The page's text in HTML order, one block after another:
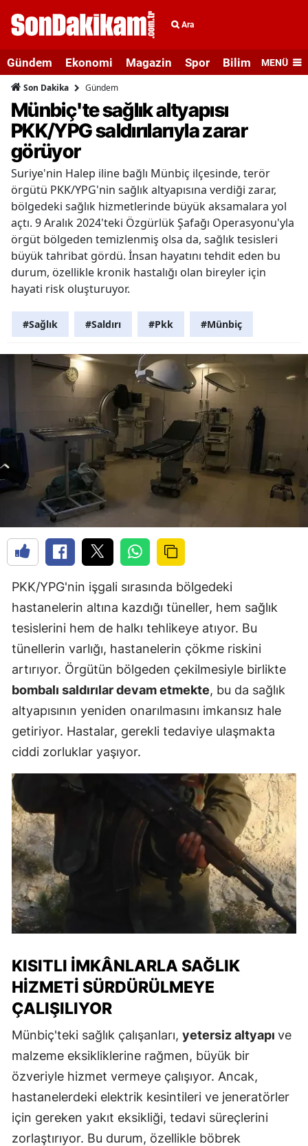
Ara
Gündem Ekonomi Magazin Spor Bilim veMENÜ
Son Dakika Gündem
Münbiç'te sağlık altyapısı
PKK/YPG saldırılarıyla zarar
görüyor
Suriye'nin Halep iline bağlı Münbiç ilçesinde, terör
örgütü PKK/YPG'nin sağlık altyapısına verdiği zarar,
bölgedeki sağlık hizmetlerinde büyük aksamalara yol
açtı. 9 Aralık 2024'teki Özgürlük Şafağı Operasyonu'yla
örgüt bölgeden temizlenmiş olsa da, sağlık tesisleri
büyük tahribat gördü. İnsan hayatını tehdit eden bu
durum, özellikle kronik hastalığı olan bireyler için
hayati risk oluşturuyor.
#Sağlık #Saldırı #Pkk #Münbiç
PKK/YPG'nin işgali sırasında bölgedeki
hastanelerin altına kazdığı tüneller, hem sağlık
tesislerini hem de halkı tehlikeye atıyor. Bu
tünellerin varlığı, hastanelerin çökme riskini
artırıyor. Örgütün bölgeden çekilmesiyle birlikte
bombalı saldırılar devam etmekte, bu da sağlık
altyapısının yeniden onarılmasını imkansız hale
getiriyor. Hastalar, gerekli tedaviye ulaşmakta
ciddi zorluklar yaşıyor.
KISITLI İMKÂNLARLA SAĞLIK
HIZMETI SÜRDÜRÜLMEYE
ÇALIŞILIYOR
Münbiç'teki sağlık çalışanları, yetersiz altyapı ve
malzeme eksikliklerine rağmen, büyük bir
özveriyle hizmet vermeye çalışıyor. Ancak,
hastanelerdeki elektrik kesintileri ve jeneratörler
için gereken yakıt eksikliği, tedavi süreçlerini
zorlaştırıyor. Bu durum, özellikle böbrek